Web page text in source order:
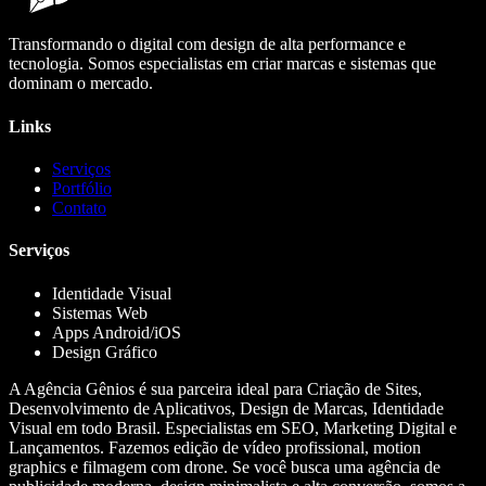
Transformando o digital com design de alta performance e
tecnologia. Somos especialistas em criar marcas e sistemas que
dominam o mercado.
Links
Serviços
Portfólio
Contato
Serviços
Identidade Visual
Sistemas Web
Apps Android/iOS
Design Gráfico
A Agência Gênios é sua parceira ideal para Criação de Sites,
Desenvolvimento de Aplicativos, Design de Marcas, Identidade
Visual em todo Brasil. Especialistas em SEO, Marketing Digital e
Lançamentos. Fazemos edição de vídeo profissional, motion
graphics e filmagem com drone. Se você busca uma agência de